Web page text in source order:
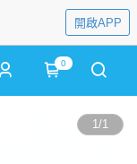
開啟APP
0
1/1